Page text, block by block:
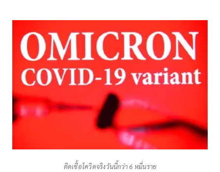
ติดเชื้อโควิดจริงวันนี้กว่า 6 หมื่นราย